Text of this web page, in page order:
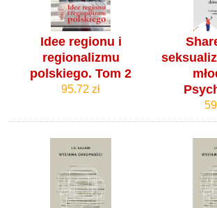
Idee regionu i
regionalizmu
polskiego. Tom 2
95.72 zł